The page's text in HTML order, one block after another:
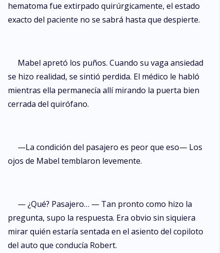
hematoma fue extirpado quirúrgicamente, el estado
exacto del paciente no se sabrá hasta que despierte.
Mabel apretó los puños. Cuando su vaga ansiedad
se hizo realidad, se sintió perdida. El médico le habló
mientras ella permanecía allí mirando la puerta bien
cerrada del quirófano.
—La condición del pasajero es peor que eso— Los
ojos de Mabel temblaron levemente.
— ¿Qué? Pasajero… — Tan pronto como hizo la
pregunta, supo la respuesta. Era obvio sin siquiera
mirar quién estaría sentada en el asiento del copiloto
del auto que conducía Robert.